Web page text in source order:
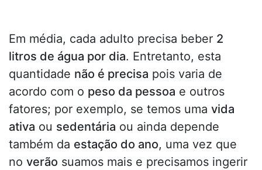
Em média, cada adulto precisa beber 2
litros de água por dia. Entretanto, esta
quantidade não é precisa pois varia de
acordo com o peso da pessoa e outros
fatores; por exemplo, se temos uma vida
ativa ou sedentária ou ainda depende
também da estação do ano, uma vez que
no verão suamos mais e precisamos ingerir